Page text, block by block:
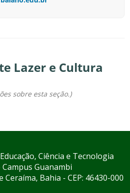
Lazer e Cultura
sobre esta seção.)
Ciência e Tecnologia
Guanambi
Bahia - CEP: 46430-000